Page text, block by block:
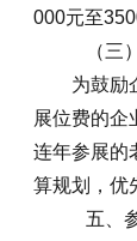
000元至
（三
为鼓励
展位费的企
连年参展的
算规划，优
五、